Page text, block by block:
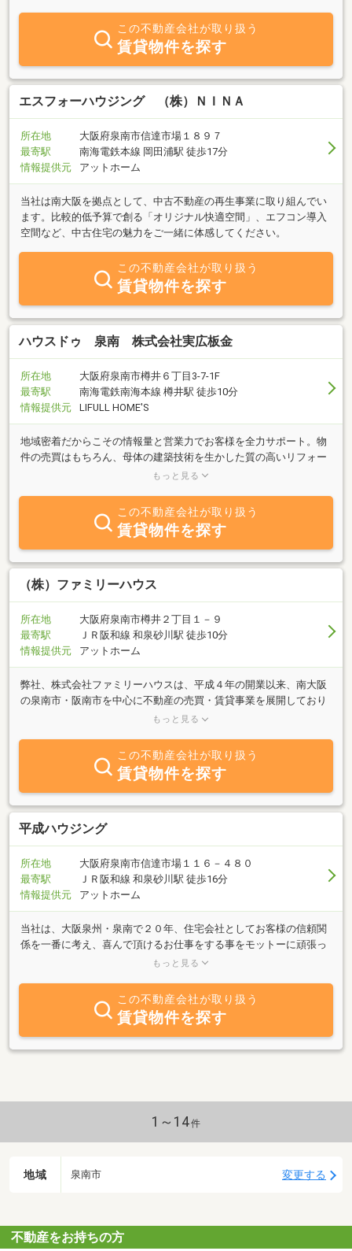
リフォームを提供している会社です。地元でないとわからない詳細
や情報は当社までご相談下さい。お客様の立場にたってアドバイ
ス、ご提案致します。★ネットに掲載していない物件！当社ホ－ム
ペ－ジに多数掲載しています。是非ご覧下さい★
この不動産会社が取り扱う
賃貸物件を探す
エスフォーハウジング （株）ＮＩＮＡ
所在地
大阪府泉南市信達市場１８９７
最寄駅
南海電鉄本線 岡田浦駅 徒歩17分
情報提供元
アットホーム
当社は南大阪を拠点として、中古不動産の再生事業に取り組んでい
ます。比較的低予算で創る「オリジナル快適空間」、エフコン導入
空間など、中古住宅の魅力をご一緒に体感してください。
この不動産会社が取り扱う
賃貸物件を探す
ハウスドゥ 泉南 株式会社実広板金
所在地
大阪府泉南市樽井６丁目3-7-1F
最寄駅
南海電鉄南海本線 樽井駅 徒歩10分
情報提供元
LIFULL HOME'S
地域密着だからこその情報量と営業力でお客様を全力サポート。物
件の売買はもちろん、母体の建築技術を生かした質の高いリフォー
ム施工が当店の自慢です！住まいのことは何でもお気軽にご相談く
もっと見る
この不動産会社が取り扱う
賃貸物件を探す
（株）ファミリーハウス
所在地
大阪府泉南市樽井２丁目１－９
最寄駅
ＪＲ阪和線 和泉砂川駅 徒歩10分
情報提供元
アットホーム
弊社、株式会社ファミリーハウスは、平成４年の開業以来、南大阪
の泉南市・阪南市を中心に不動産の売買・賃貸事業を展開しており
ます。店舗は泉南市役所の近く、国道２６号線（第二阪和国道）沿
なりとお気軽にお問い合せ下さいませ。また、ファミリーハウスの
自社ホームページには売買及び賃貸物件を多数掲載致しております
ので、是非ご覧下さいませ。尚、売買物件をお探しの方にはファミ
リーハウスのオリジナル不動産情報誌「ホームズ君」を毎月ご郵送
にてお客様にお届けさせて頂いております。当情報誌「ホームズ
君」にはネットやチラシに掲載できない物件も含め、売家・売土
図・小学校区付きで掲載致しております。どうぞこの「ホームズ
君」もお気軽にご請求下さいませ。（無料です）
もっと見る
この不動産会社が取り扱う
賃貸物件を探す
平成ハウジング
所在地
大阪府泉南市信達市場１１６－４８０
最寄駅
ＪＲ阪和線 和泉砂川駅 徒歩16分
情報提供元
アットホーム
当社は、大阪泉州・泉南で２０年、住宅会社としてお客様の信頼関
係を一番に考え、喜んで頂けるお仕事をする事をモットーに頑張っ
ております。 これから ・一人暮らしを考えておられる方 ・結
方 マンション、一軒家の賃貸 マンション、一戸建、土地の売買
の事ならなんでも御相談下さい。 住まいが結ぶ明日へのしあわせ
のお手伝いをさせて下さい。
もっと見る
この不動産会社が取り扱う
賃貸物件を探す
1～14件
地域 泉南市 変更する
不動産をお持ちの方